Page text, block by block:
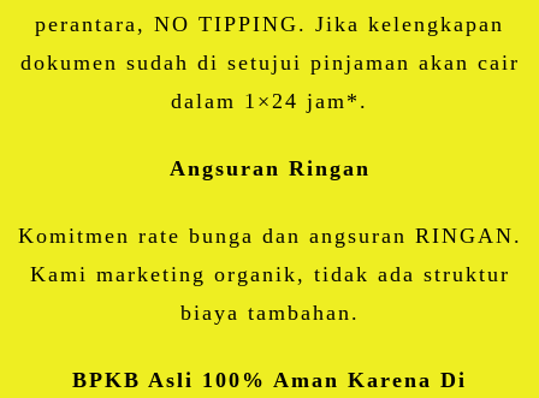
perantara, NO TIPPING. Jika kelengkapan
dokumen sudah di setujui pinjaman akan cair
dalam 1×24 jam*.
Angsuran Ringan
Komitmen rate bunga dan angsuran RINGAN.
Kami marketing organik, tidak ada struktur
biaya tambahan.
BPKB Asli 100% Aman Karena Di